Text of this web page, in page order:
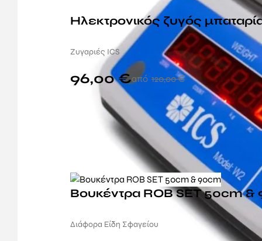
Ηλεκτρονικός ζυγός
Ζυγαριές ICS
120,00€
96,00€
Βουκέντρα ROB SET 50cm &
Διάφορα Είδη Σφαγείου